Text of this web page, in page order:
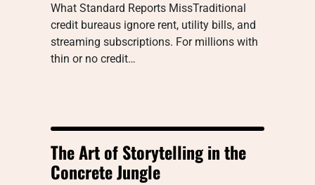
What Standard Reports MissTraditional
credit bureaus ignore rent, utility bills, and
streaming subscriptions. For millions with
thin or no credit…
The Art of Storytelling in the
Concrete Jungle